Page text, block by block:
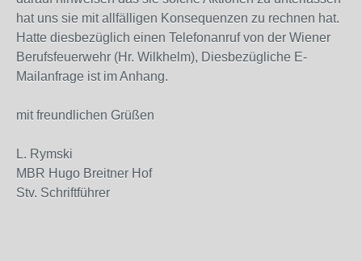
hat uns sie mit allfälligen Konsequenzen zu rechnen hat.
Hatte diesbezüglich einen Telefonanruf von der Wiener
Berufsfeuerwehr (Hr. Wilkhelm), Diesbezügliche E-
Mailanfrage ist im Anhang.
mit freundlichen Grüßen
L. Rymski
MBR Hugo Breitner Hof
Stv. Schriftführer